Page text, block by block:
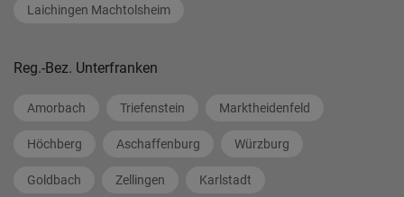
Laichingen Machtolsheim
Reg.-Bez. Unterfranken
Amorbach Triefenstein Marktheidenfeld
Höchberg Aschaffenburg Würzburg
Goldbach Zellingen Karlstadt